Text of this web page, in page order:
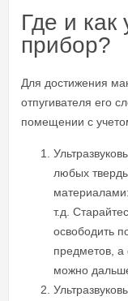
Где и как
прибор?
Для достижения
отпугивателя его
помещении с
любых
т.д.
освободить
предметов, а
можно